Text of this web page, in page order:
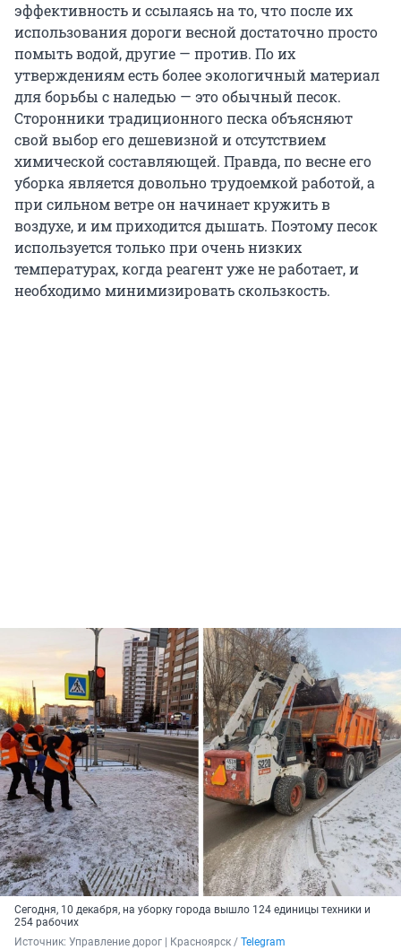
эффективность и ссылаясь на то, что после их
использования дороги весной достаточно просто
помыть водой, другие — против. По их
утверждениям есть более экологичный материал
для борьбы с наледью — это обычный песок.
Сторонники традиционного песка объясняют
свой выбор его дешевизной и отсутствием
химической составляющей. Правда, по весне его
уборка является довольно трудоемкой работой, а
при сильном ветре он начинает кружить в
воздухе, и им приходится дышать. Поэтому песок
используется только при очень низких
температурах, когда реагент уже не работает, и
необходимо минимизировать скользкость.
Сегодня, 10 декабря, на уборку города вышло 124 единицы техники и
254 рабочих
Источник: Управление дорог | Красноярск / Telegram